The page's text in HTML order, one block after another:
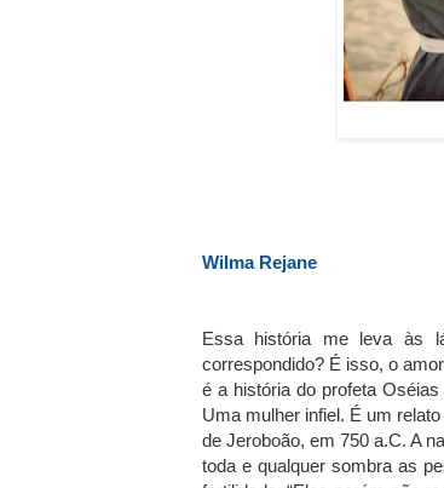
Wilma Rejane
Essa história me leva às
correspondido? É isso, o
é a história do profeta
Uma mulher infiel. É um
de Jeroboão, em 750 a.C. A
toda e qualquer sombra as